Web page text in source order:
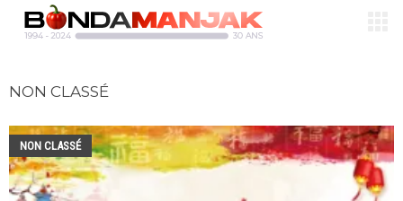
NON CLASSÉ
NON CLASSÉ